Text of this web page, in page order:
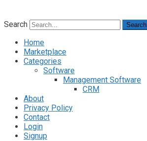
Search Search
Home
Marketplace
Categories
Software
Management Software
CRM
About
Privacy Policy
Contact
Login
Signup